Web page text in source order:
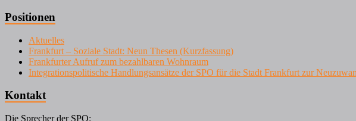
Positionen
Aktuelles
Frankfurt – Soziale Stadt: Neun Thesen (Kurzfassung)
Frankfurter Aufruf zum bezahlbaren Wohnraum
Integrationspolitische Handlungsansätze der SPO für die Stadt Frankfurt zur
Kontakt
Die Sprecher der SPO: